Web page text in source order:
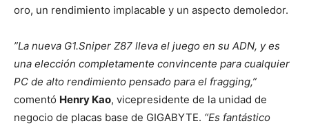
oro, un rendimiento implacable y un aspecto demoledor.
”La nueva G1.Sniper Z87 lleva el juego en su ADN, y es
una elección completamente convincente para cualquier
PC de alto rendimiento pensado para el fragging,”
comentó Henry Kao, vicepresidente de la unidad de
negocio de placas base de GIGABYTE. “Es fantástico